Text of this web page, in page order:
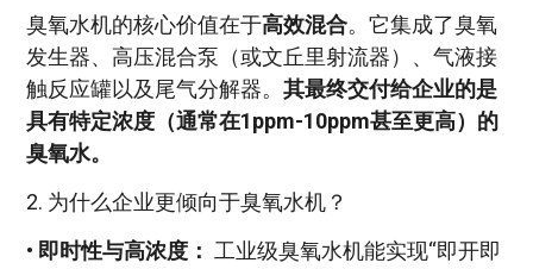
臭氧水机的核心价值在于高效混合。它集成了臭氧
发生器、高压混合泵（或文丘里射流器）、气液接
触反应罐以及尾气分解器。 其最终交付给企业的是
具有特定浓度（通常在1ppm-10ppm甚至更高）的
臭氧水。
2. 为什么企业更倾向于臭氧水机？
• 即时性与高浓度： 工业级臭氧水机能实现“即开即